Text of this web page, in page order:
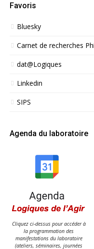
Favoris
Bluesky
Carnet de recherches
dat@Logiques
Linkedin
SIPS
Agenda du laboratoire
Cliquez ci-dessus pour accéder à
la programmation des
manifestations du laboratoire
(ateliers, séminaires, journées